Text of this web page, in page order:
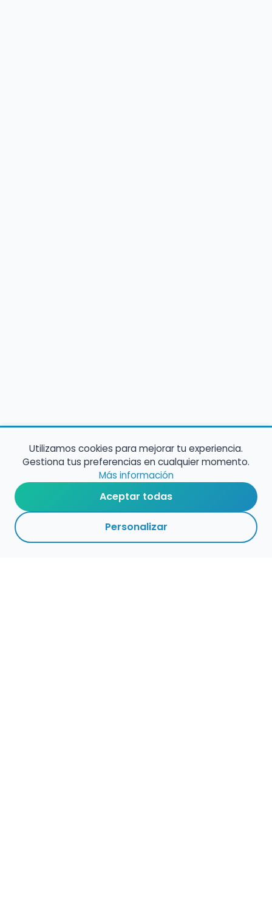
Utilizamos cookies para mejorar tu experiencia.
Gestiona tus preferencias en cualquier momento.
Más información
Aceptar todas
Personalizar